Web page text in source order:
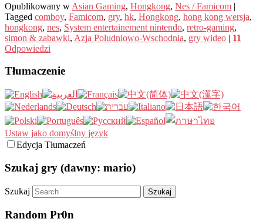
Opublikowany w Asian Gaming, Hongkong, Nes / Famicom |
Tagged comboy, Famicom, gry, hk, Hongkong, hong kong wersja,
hongkong, nes, System entertainement nintendo, retro-gaming,
simon & zabawki, Azja Południowo-Wschodnia, gry wideo | 11
Odpowiedzi
Tłumaczenie
Ustaw jako domyślny język
Edycja Tłumaczeń
Szukaj gry (dawny: mario)
Szukaj
Random Pr0n